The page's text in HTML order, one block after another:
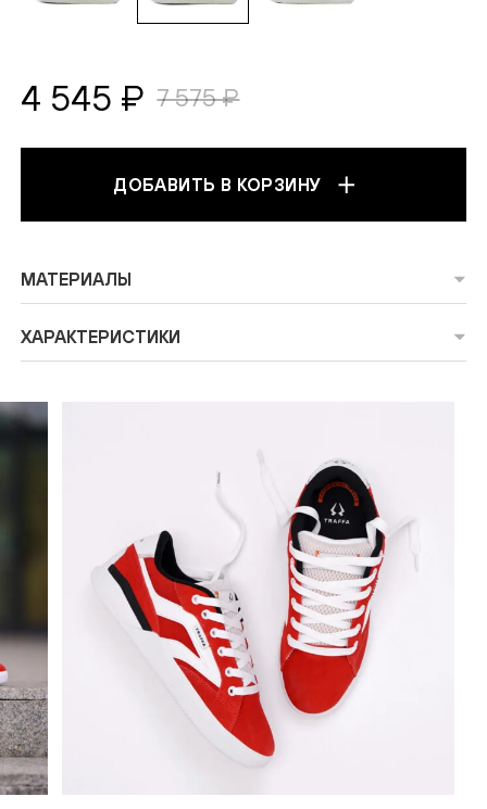
4 545 ₽ 7 575 ₽
ДОБАВИТЬ В КОРЗИНУ
МАТЕРИАЛЫ
ХАРАКТЕРИСТИКИ